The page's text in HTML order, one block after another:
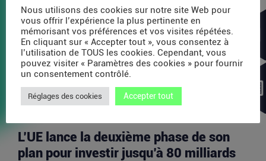
Après AMI Labs, Yann LeCun veut
lancer un fonds de 200 millions d’euros
dédié à l’IA
L’article Après AMI Labs, Yann LeCun veut lancer
un fonds de 200 millions d’euros dédié à l’IA
est...
Lire la suite
L’UE lance la deuxième phase de son
plan pour investir jusqu’à 80 milliards
Nous utilisons des cookies sur notre site Web pour
vous offrir l’expérience la plus pertinente en
mémorisant vos préférences et vos visites répétées.
En cliquant sur « Accepter tout », vous consentez à
l’utilisation de TOUS les cookies. Cependant, vous
pouvez visiter « Paramètres des cookies » pour fournir
un consentement contrôlé.
Réglages des cookies Accepter tout